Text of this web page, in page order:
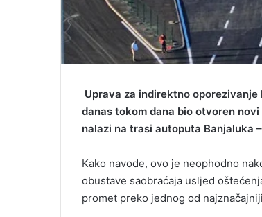
Uprava za indirektno
danas tokom dana bio otvoren
nalazi na trasi autoputa Banjaluka
Kako navode, ovo je neophodno
obustave saobraćaja usljed
promet preko jednog od